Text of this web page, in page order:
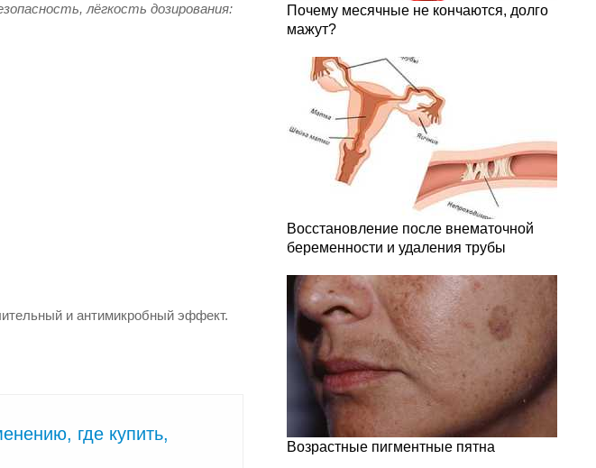
лёгкость дозирования:
и антимикробный эффект.
где купить,
Почему месячные не кончаются, долго
мажут?
Восстановление после внематочной
беременности и удаления трубы
Возрастные пигментные пятна